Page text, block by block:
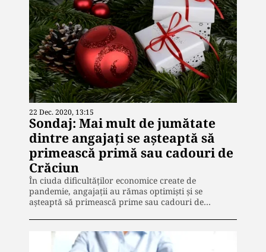
22 Dec. 2020, 13:15
Sondaj: Mai mult de jumătate
dintre angajați se așteaptă să
primească primă sau cadouri de
Crăciun
În ciuda dificultăților economice create de
pandemie, angajații au rămas optimiști și se
așteaptă să primească prime sau cadouri de…